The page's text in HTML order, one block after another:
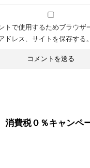
トで使用するためブラウザ
ドレス、サイトを保存する。
消費税０％キャンペ